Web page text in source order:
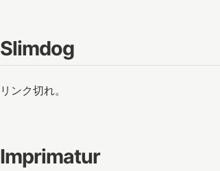
Slimdog
リンク切れ。
Imprimatur